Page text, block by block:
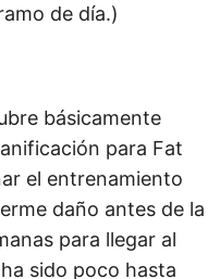
de día.)
básicamente
para Fat
el entrenamiento
daño antes de la
para llegar al
sido poco hasta